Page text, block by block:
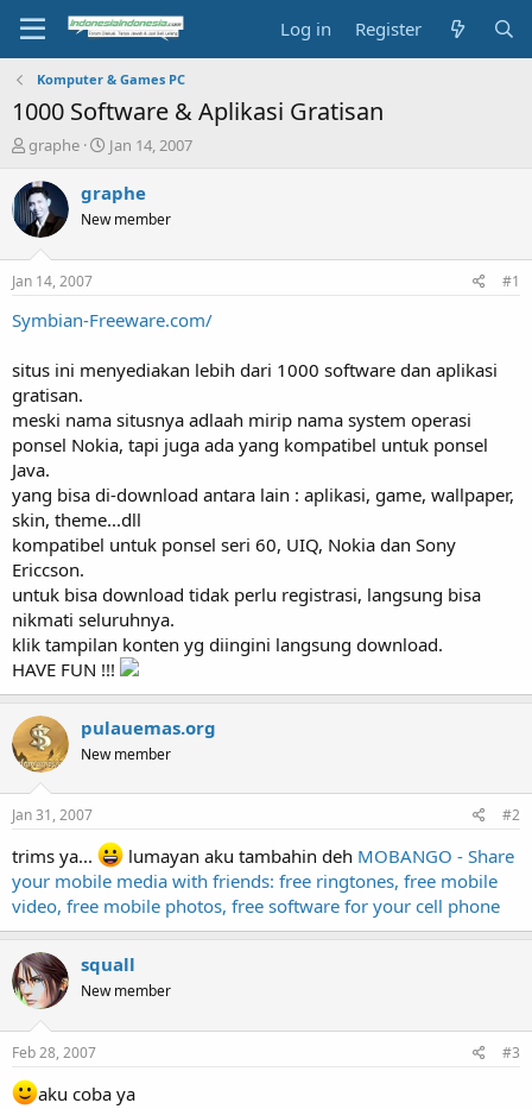
Log in Register
Komputer & Games PC
1000 Software & Aplikasi Gratisan
T
r
e
a
t
a
e
r
graphe
S
a
r
t
e
Jan 14, 2007
graphe
New member
Jan 14, 2007 #1
Symbian-Freeware.com/
situs ini menyediakan lebih dari 1000 software dan aplikasi
gratisan.
meski nama situsnya adlaah mirip nama system operasi
ponsel Nokia, tapi juga ada yang kompatibel untuk ponsel
Java.
yang bisa di-download antara lain : aplikasi, game, wallpaper,
skin, theme...dll
kompatibel untuk ponsel seri 60, UIQ, Nokia dan Sony
Ericcson.
untuk bisa download tidak perlu registrasi, langsung bisa
nikmati seluruhnya.
klik tampilan konten yg diingini langsung download.
HAVE FUN !!!
pulauemas.org
New member
Jan 31, 2007 #2
trims ya... lumayan aku tambahin deh MOBANGO - Share
your mobile media with friends: free ringtones, free mobile
video, free mobile photos, free software for your cell phone
squall
New member
Feb 28, 2007 #3
aku coba ya